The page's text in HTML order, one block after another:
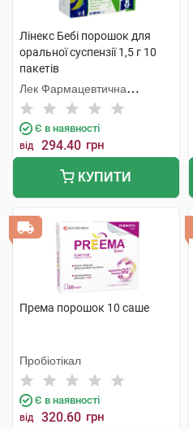
Лінекс Бебі порошок для
оральної суспензії 1,5 г 10
пакетів
Лек Фармацевтична
компанія
Є в наявності
від 294.40 грн
КУПИТИ
Према порошок 10 саше
Пробіотікал
Є в наявності
від 320.60 грн